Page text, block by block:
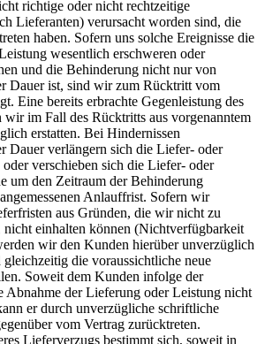
richtige oder nicht rechtzeitige
Lieferanten) verursacht worden sind, die
haben. Sofern uns solche Ereignisse die
wesentlich erschweren oder
und die Behinderung nicht nur von
Dauer ist, sind wir zum Rücktritt vom
Eine bereits erbrachte Gegenleistung des
im Fall des Rücktritts aus vorgenanntem
erstatten. Bei Hindernissen
Dauer verlängern sich die Liefer- oder
verschieben sich die Liefer- oder
um den Zeitraum der Behinderung
Anlauffrist. Sofern wir
aus Gründen, die wir nicht zu
nicht einhalten können (Nichtverfügbarkeit
wir den Kunden hierüber unverzüglich
die voraussichtliche neue
Soweit dem Kunden infolge der
Abnahme der Lieferung oder Leistung nicht
er durch unverzügliche schriftliche
vom Vertrag zurücktreten.
Lieferverzugs bestimmt sich, soweit in